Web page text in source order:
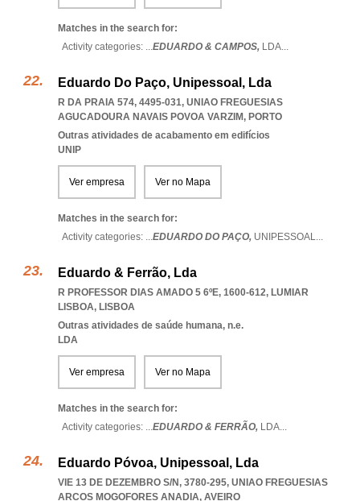
Matches in the search for:
Activity categories: ...EDUARDO & CAMPOS, LDA...
Eduardo Do Paço, Unipessoal, Lda
R DA PRAIA 574, 4495-031, UNIAO FREGUESIAS
AGUCADOURA NAVAIS POVOA VARZIM, PORTO
Outras atividades de acabamento em edifícios
UNIP
Ver empresa Ver no Mapa
Matches in the search for:
Activity categories: ...EDUARDO DO PAÇO, UNIPESSOAL...
Eduardo & Ferrão, Lda
R PROFESSOR DIAS AMADO 5 6ºE, 1600-612, LUMIAR
LISBOA, LISBOA
Outras atividades de saúde humana, n.e.
LDA
Ver empresa Ver no Mapa
Matches in the search for:
Activity categories: ...EDUARDO & FERRÃO, LDA...
Eduardo Póvoa, Unipessoal, Lda
VIE 13 DE DEZEMBRO S/N, 3780-295, UNIAO FREGUESIAS
ARCOS MOGOFORES ANADIA, AVEIRO